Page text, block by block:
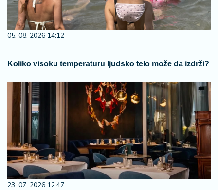
05. 08. 2026 14:12
Koliko visoku temperaturu ljudsko telo može da izdrži?
23. 07. 2026 12:47